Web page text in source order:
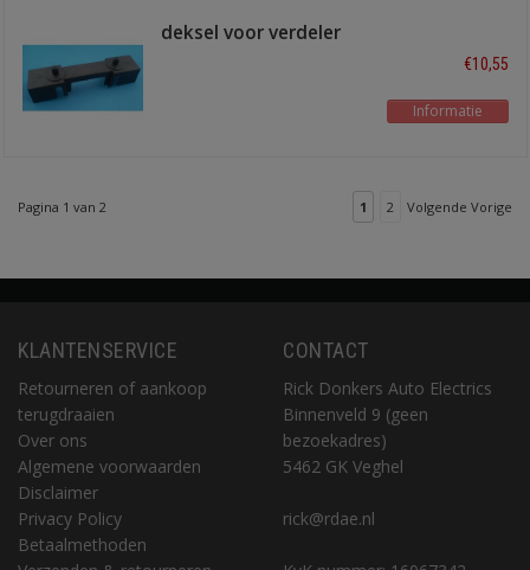
deksel voor verdeler
€10,55
Informatie
Pagina 1 van 2 1 2 Volgende Vorige
KLANTENSERVICE
Retourneren of aankoop
terugdraaien
Over ons
Algemene voorwaarden
Disclaimer
Privacy Policy
Betaalmethoden
CONTACT
Rick Donkers Auto Electrics
Binnenveld 9 (geen
bezoekadres)
5462 GK Veghel
rick@rdae.nl